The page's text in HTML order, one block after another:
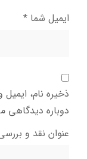
ایمیل شما *
ذخیره نام،
دوباره دیدگاهی
عنوان نقد و